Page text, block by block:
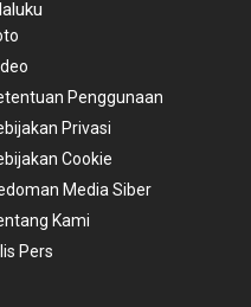
Penggunaan
Privasi
Cookie
Media Siber
Kami
Pers